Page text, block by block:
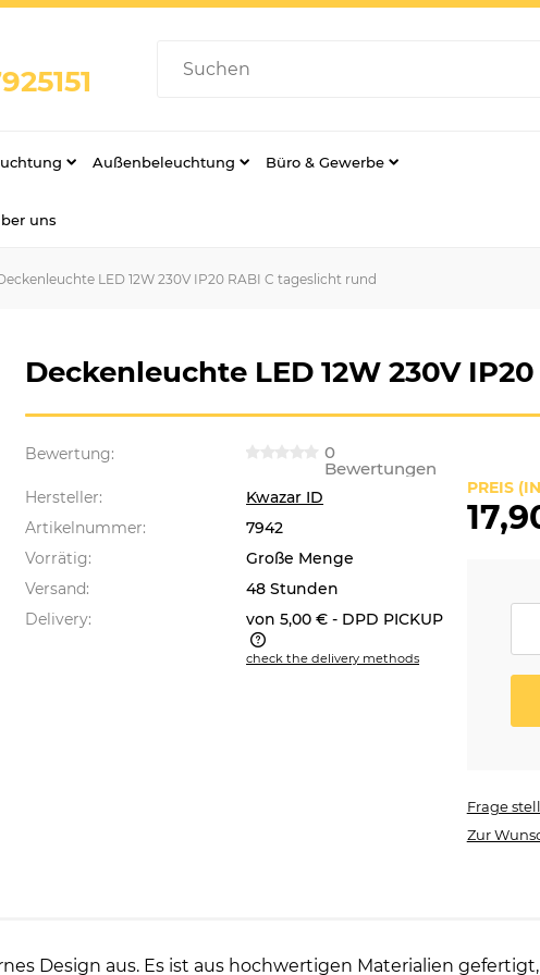
Außenbeleuchtung Büro & Gewerbe
uns
LED 12W 230V IP20 RABI C tageslicht rund
Deckenleuchte LED 12W 230V
Bewertung: 0
Bewertungen
Hersteller:
Kwazar ID
Artikelnummer:
7942
Vorrätig:
Große Menge
Versand:
48 Stunden
Delivery:
von 5,00 € - DPD PICKUP
check the delivery methods
PREIS
Frage
Zur
Design aus. Es ist aus hochwertigen Materialien